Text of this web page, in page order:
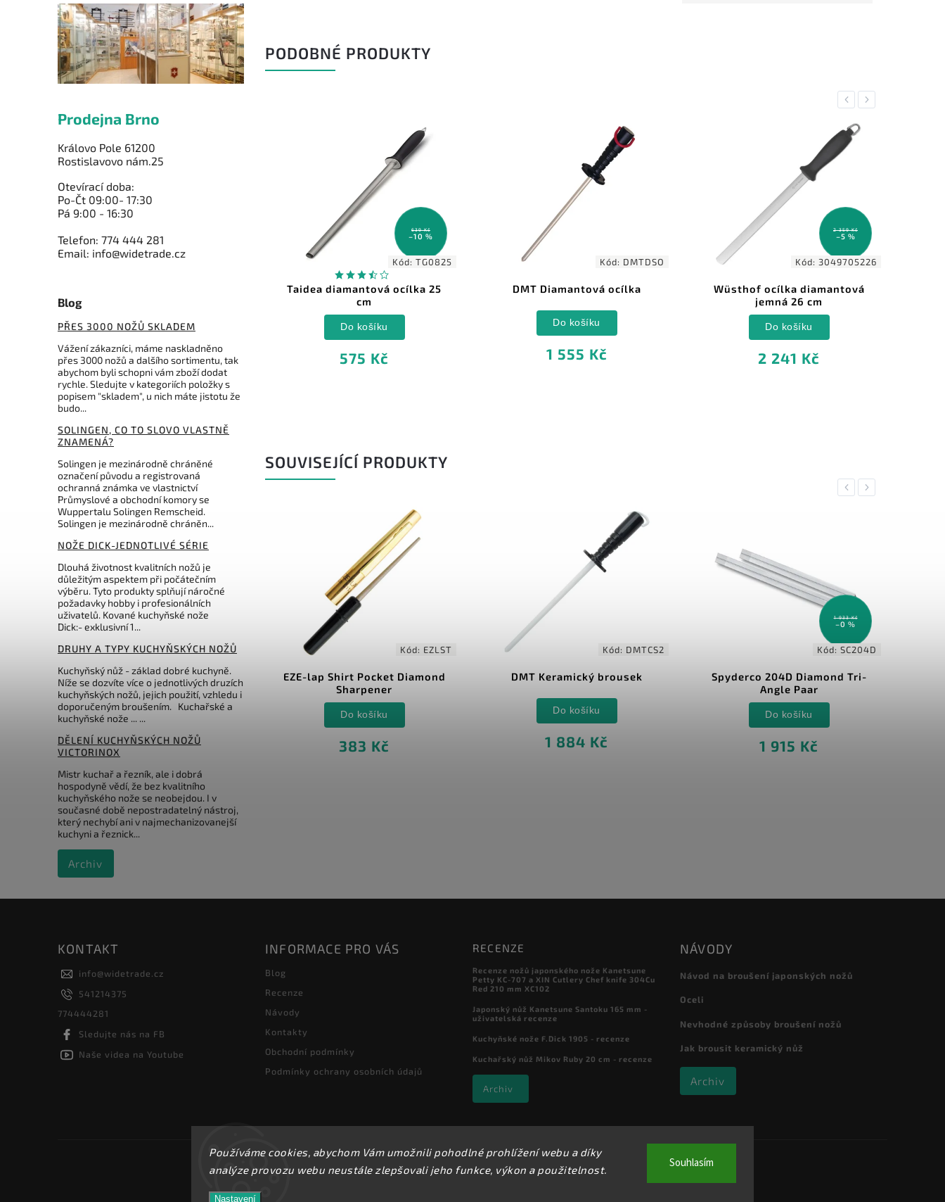
Používáme cookies, abychom Vám umožnili pohodlné prohlížení webu a díky
analýze provozu webu neustále zlepšovali jeho funkce, výkon a použitelnost.
Nastavení
Souhlasím
Prodejna Brno
Královo Pole 61200
Rostislavovo nám.25
Otevírací doba:
Po-Čt 09:00- 17:30
Pá 9:00 - 16:30
Telefon: 774 444 281
Email: info@widetrade.cz
Blog
PŘES 3000 NOŽŮ SKLADEM
Vážení zákazníci, máme naskladněno
přes 3000 nožů a dalšího sortimentu, tak
abychom byli schopni vám zboží dodat
rychle. Sledujte v kategoriích položky s
popisem "skladem", u nich máte jistotu že
budo...
SOLINGEN, CO TO SLOVO VLASTNĚ
ZNAMENÁ?
Solingen je mezinárodně chráněné
označení původu a registrovaná
ochranná známka ve vlastnictví
Průmyslové a obchodní komory se
Wuppertalu Solingen Remscheid.
Solingen je mezinárodně chráněn...
NOŽE DICK-JEDNOTLIVÉ SÉRIE
Dlouhá životnost kvalitních nožů je
důležitým aspektem při počátečním
výběru. Tyto produkty splňují náročné
požadavky hobby i profesionálních
uživatelů. Kované kuchyňské nože
Dick:- exklusivní 1...
DRUHY A TYPY KUCHYŇSKÝCH NOŽŮ
Kuchyňský nůž - základ dobré kuchyně.
Níže se dozvíte více o jednotlivých druzích
kuchyňských nožů, jejich použití, vzhledu i
doporučeným broušením. Kuchařské a
kuchyňské nože ... ...
DĚLENÍ KUCHYŇSKÝCH NOŽŮ
VICTORINOX
Mistr kuchař a řezník, ale i dobrá
hospodyně vědí, že bez kvalitního
kuchyňského nože se neobejdou. I v
současné době nepostradatelný nástroj,
který nechybí ani v najmechanizovanejší
kuchyni a řeznick...
Archiv
PODOBNÉ PRODUKTY
Previous
1 304 Kč
Do košíku
639 Kč
–10 %
Kód: TG0825
Taidea diamantová ocílka 25
cm
575 Kč
Do košíku
Kód: DMTDSO
DMT Diamantová ocílka
1 555 Kč
Do košíku
2 359 Kč
–5 %
Kód: 3049705226
Wüsthof ocílka diamantová
jemná 26 cm
2 241 Kč
Do košíku
Next
SOUVISEJÍCÍ PRODUKTY
Previous
Kód:TG0843
Taidea keramická ocílka 25 cm
699 Kč
Do košíku
Kód: EZLST
EZE-lap Shirt Pocket Diamond
Sharpener
383 Kč
Do košíku
Kód: DMTCS2
DMT Keramický brousek
1 884 Kč
Do košíku
1 933 Kč
–0 %
Kód: SC204D
Spyderco 204D Diamond Tri-
Angle Paar
1 915 Kč
Do košíku
Next
KONTAKT
info@widetrade.cz
541214375
774444281
Sledujte nás na FB
Naše videa na Youtube
INFORMACE PRO VÁS
Blog
Recenze
Návody
Kontakty
Obchodní podmínky
Podmínky ochrany osobních údajů
RECENZE
Recenze nožů japonského nože Kanetsune
Petty KC-707 a XIN Cutlery Chef knife 304Cu
Red 210 mm XC102
Japonský nůž Kanetsune Santoku 165 mm -
uživatelská recenze
Kuchyňské nože F.Dick 1905 - recenze
Kuchařský nůž Mikov Ruby 20 cm - recenze
Archiv
NÁVODY
Návod na broušení japonských nožů
Oceli
Nevhodné způsoby broušení nožů
Jak brousit keramický nůž
Archiv
Copyright 2026Kuchyňské nože. Všechna práva vyhrazena.